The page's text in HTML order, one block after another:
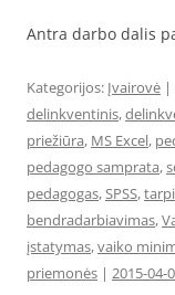
Antra darbo dalis
Kategorijos: Įvairovė |
delinkventinis,
priežiūra, MS Excel,
pedagogo samprata,
pedagogas,SPSS,
bendradarbiavimas,
įstatymas,vaiko
priemonės | 2015-04-